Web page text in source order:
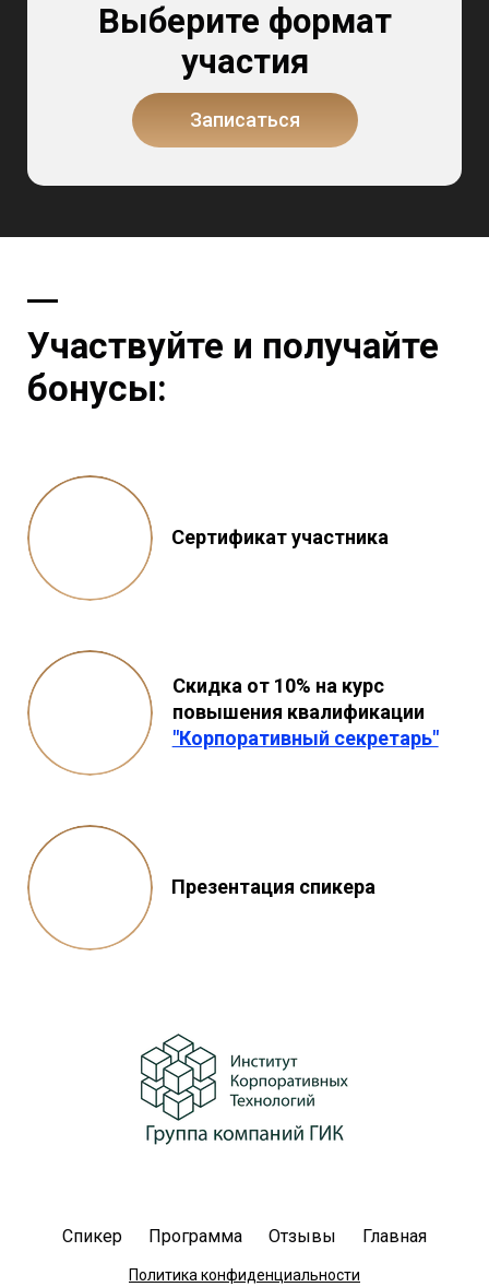
Выберите формат
участия
Записаться
Участвуйте и получайте
бонусы:
Сертификат участника
Скидка от 10% на курс
повышения квалификации
"Корпоративный секретарь"
Презентация спикера
Спикер Программа Отзывы Главная
Политика конфиденциальности